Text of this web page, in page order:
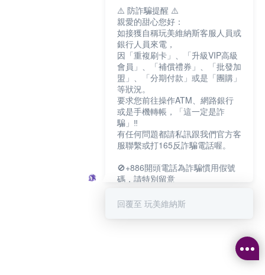
⚠️ 防詐騙提醒 ⚠️
親愛的甜心您好：
如接獲自稱玩美維納斯客服人員或
銀行人員來電，
因「重複刷卡」、「升級VIP高級
會員」、「補償禮券」、「批發加
盟」、「分期付款」或是「團購」
等狀況。
要求您前往操作ATM、網路銀行
或是手機轉帳，「這一定是詐
騙」‼️
有任何問題都請私訊跟我們官方客
服聯繫或打165反詐騙電話喔。
🚫+886開頭電話為詐騙慣用假號
碼，請特別留意
如何聯繫玩美維納斯客服?
可點擊下方對話框 "回覆 玩美維納
回覆至 玩美維納斯